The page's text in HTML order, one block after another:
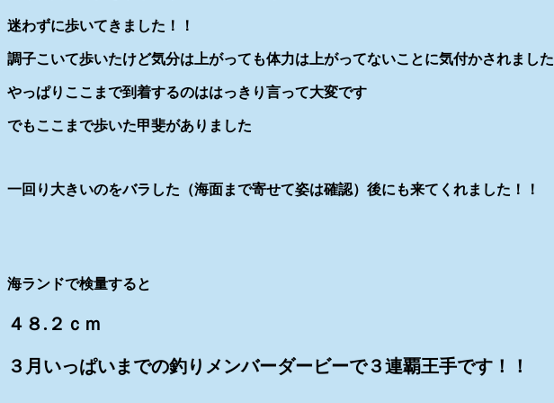
迷わずに歩いてきました！！
調子こいて歩いたけど気分は上がっても体力は上がってないことに気付かされました
やっぱりここまで到着するのははっきり言って大変です
でもここまで歩いた甲斐がありました
一回り大きいのをバラした（海面まで寄せて姿は確認）後にも来てくれました！！
海ランドで検量すると
４８.２ｃｍ
３月いっぱいまでの釣りメンバーダービーで３連覇王手です！！